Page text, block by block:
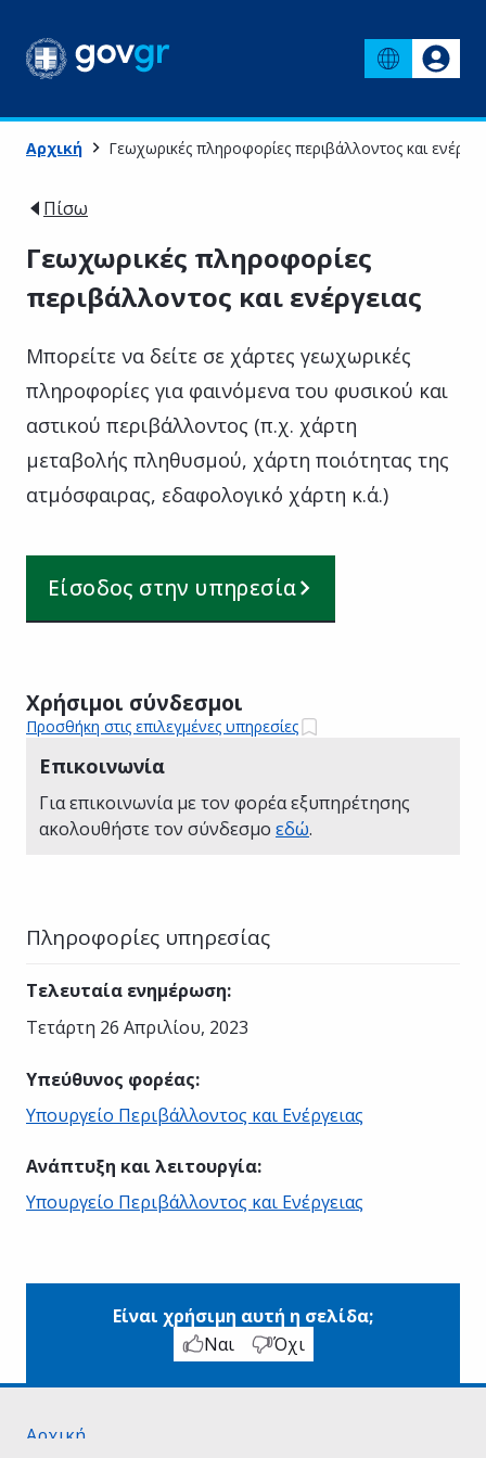
Αρχική Γεωχωρικές πληροφορίες περιβάλλοντος και
Πίσω
Γεωχωρικές πληροφορίες
περιβάλλοντος και ενέργειας
Μπορείτε να δείτε σε χάρτες γεωχωρικές
πληροφορίες για φαινόμενα του φυσικού και
αστικού περιβάλλοντος (π.χ. χάρτη
μεταβολής πληθυσμού, χάρτη ποιότητας της
ατμόσφαιρας, εδαφολογικό χάρτη κ.ά.)
Είσοδος στην υπηρεσία
Χρήσιμοι σύνδεσμοι
Προσθήκη στις επιλεγμένες υπηρεσίες
Επικοινωνία
Για επικοινωνία με τον φορέα εξυπηρέτησης
ακολουθήστε τον σύνδεσμο εδώ.
Πληροφορίες υπηρεσίας
Τελευταία ενημέρωση:
Τετάρτη 26 Απριλίου, 2023
Υπεύθυνος φορέας:
Υπουργείο Περιβάλλοντος και Ενέργειας
Ανάπτυξη και λειτουργία:
Υπουργείο Περιβάλλοντος και Ενέργειας
Είναι χρήσιμη αυτή η σελίδα;
Ναι
Όχι
Αρχική